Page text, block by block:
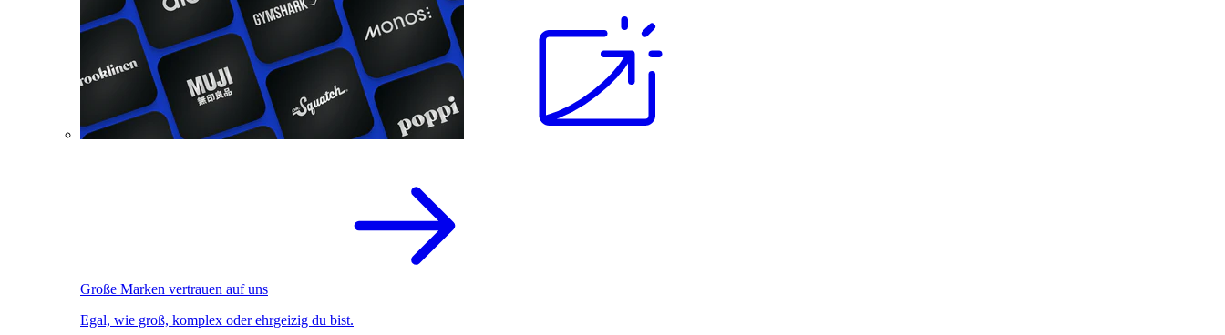
Große Marken vertrauen auf uns
Egal, wie groß, komplex oder ehrgeizig du bist.